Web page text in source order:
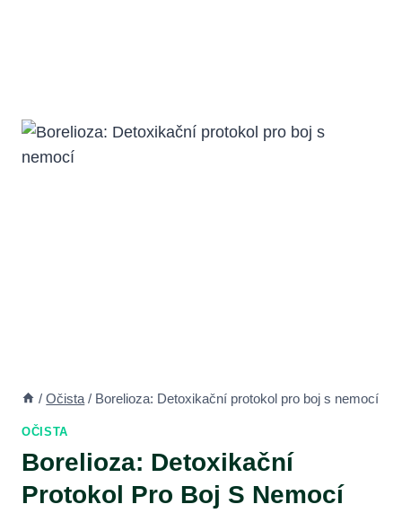
/ Očista / Borelioza: Detoxikační protokol pro boj s nemocí
OČISTA
Borelioza: Detoxikační
Protokol Pro Boj S Nemocí